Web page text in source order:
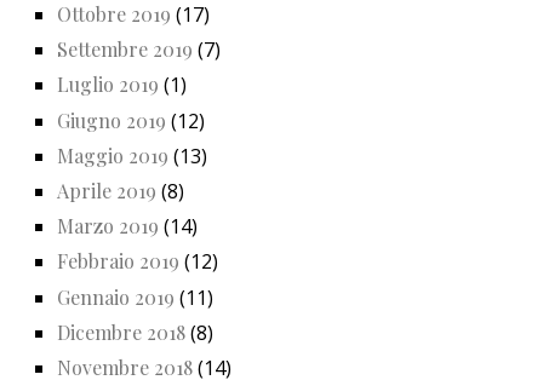
Ottobre 2019 (17)
Settembre 2019 (7)
Luglio 2019 (1)
Giugno 2019 (12)
Maggio 2019 (13)
Aprile 2019 (8)
Marzo 2019 (14)
Febbraio 2019 (12)
Gennaio 2019 (11)
Dicembre 2018(8)
Novembre 2018(14)